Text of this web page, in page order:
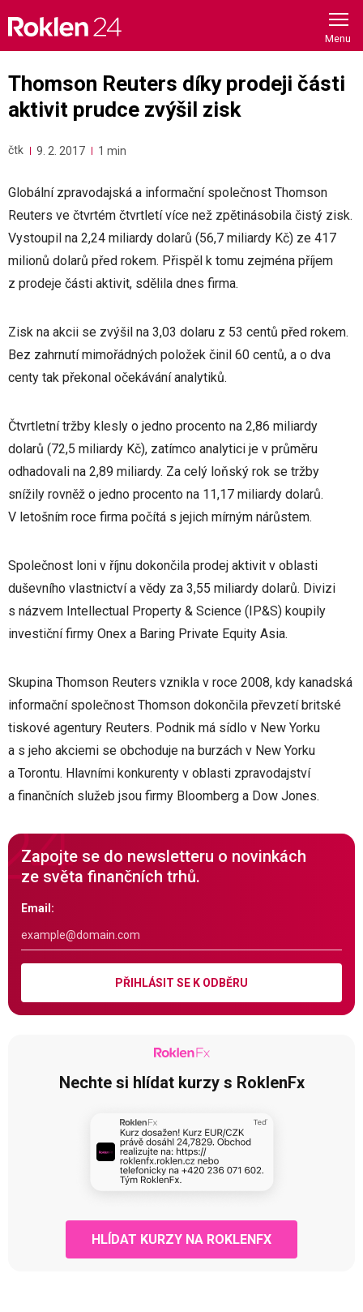
content
Thomson Reuters díky prodeji části
aktivit prudce zvýšil zisk
čtk 9. 2. 2017 1 min
Globální zpravodajská a informační společnost Thomson
Reuters ve čtvrtém čtvrtletí více než zpětinásobila čistý zisk.
Vystoupil na 2,24 miliardy dolarů (56,7 miliardy Kč) ze 417
milionů dolarů před rokem. Přispěl k tomu zejména příjem
z prodeje části aktivit, sdělila dnes firma.
Zisk na akcii se zvýšil na 3,03 dolaru z 53 centů před rokem.
Bez zahrnutí mimořádných položek činil 60 centů, a o dva
centy tak překonal očekávání analytiků.
Čtvrtletní tržby klesly o jedno procento na 2,86 miliardy
dolarů (72,5 miliardy Kč), zatímco analytici je v průměru
odhadovali na 2,89 miliardy. Za celý loňský rok se tržby
snížily rovněž o jedno procento na 11,17 miliardy dolarů.
V letošním roce firma počítá s jejich mírným nárůstem.
Společnost loni v říjnu dokončila prodej aktivit v oblasti
duševního vlastnictví a vědy za 3,55 miliardy dolarů. Divizi
s názvem Intellectual Property & Science (IP&S) koupily
investiční firmy Onex a Baring Private Equity Asia.
Skupina Thomson Reuters vznikla v roce 2008, kdy kanadská
informační společnost Thomson dokončila převzetí britské
tiskové agentury Reuters. Podnik má sídlo v New Yorku
a s jeho akciemi se obchoduje na burzách v New Yorku
a Torontu. Hlavními konkurenty v oblasti zpravodajství
a finančních služeb jsou firmy Bloomberg a Dow Jones.
Zapojte se do newsletteru o novinkách
ze světa finančních trhů.
Email:
PŘIHLÁSIT SE K ODBĚRU
Nechte si hlídat kurzy s RoklenFx
HLÍDAT KURZY NA ROKLENFX